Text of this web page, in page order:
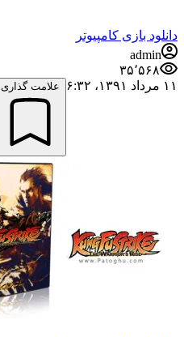
دانلود بازی کامپیوتر
admin
۳۵٬۵۶۸
۱۱ مرداد ۱۳۹۱،‏ ۶:۳۲
علامت گذاری